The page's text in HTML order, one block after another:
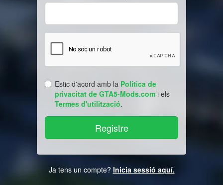
Estic d'acord amb la Politica de
privacitat de GTA5-Mods.com i els
Termes d'utilització.
Ja tens un compte? Inicia sessió aquí.